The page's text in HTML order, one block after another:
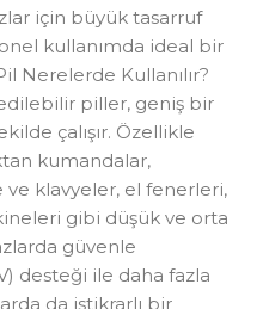
için büyük tasarruf
kullanımda ideal bir
Nerelerde Kullanılır?
piller, geniş bir
çalışır. Özellikle
kumandalar,
klavyeler, el fenerleri,
gibi düşük ve orta
güvenle
desteği ile daha fazla
da istikrarlı bir